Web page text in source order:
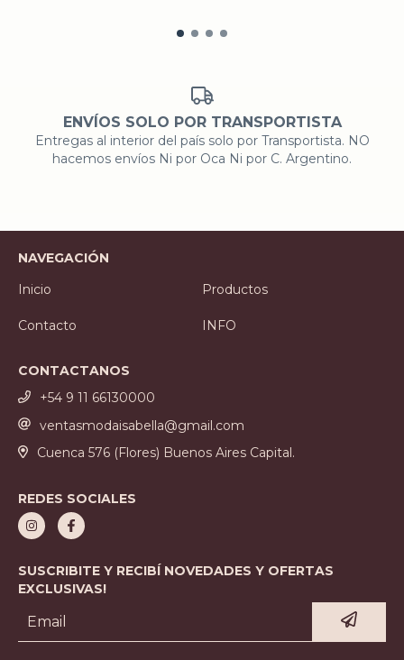
ENVÍOS SOLO POR TRANSPORTISTA
Entregas al interior del país solo por Transportista. NO
hacemos envíos Ni por Oca Ni por C. Argentino.
NAVEGACIÓN
Inicio
Productos
Contacto INFO
CONTACTANOS
+54 9 11 66130000
ventasmodaisabella@gmail.com
Cuenca 576 (Flores) Buenos Aires Capital.
REDES SOCIALES
SUSCRIBITE Y RECIBÍ NOVEDADES Y OFERTAS
EXCLUSIVAS!